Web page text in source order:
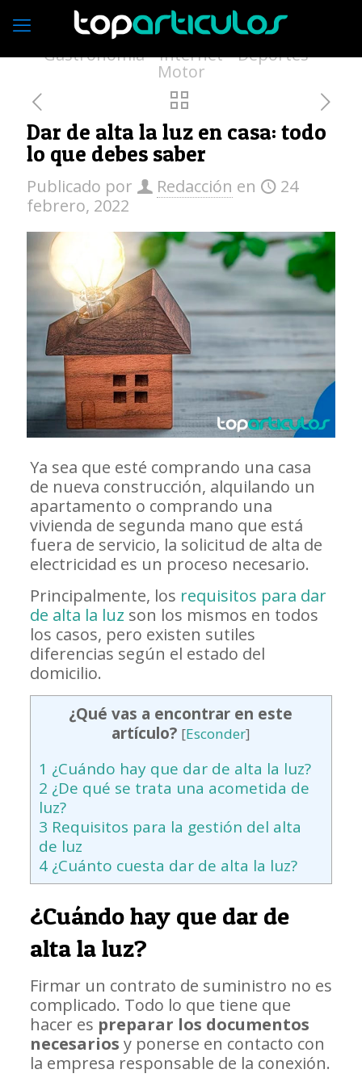
Economía Empresas Vivienda
Moda Turismo Medio ambiente
Gastronomía Internet Deportes
Motor
Dar de alta la luz en casa: todo
lo que debes saber
Publicado por Redacción en
24
febrero, 2022
Ya sea que esté comprando una casa
de nueva construcción, alquilando un
apartamento o comprando una
vivienda de segunda mano que está
fuera de servicio, la solicitud de alta de
electricidad es un proceso necesario.
Principalmente, los requisitos para dar
de alta la luz son los mismos en todos
los casos, pero existen sutiles
diferencias según el estado del
domicilio.
¿Qué vas a encontrar en este
artículo? [Esconder]
1 ¿Cuándo hay que dar de alta la luz?
2 ¿De qué se trata una acometida de
luz?
3 Requisitos para la gestión del alta
de luz
4¿Cuánto cuesta dar de alta la luz?
¿Cuándo hay que dar de
alta la luz?
Firmar un contrato de suministro no es
complicado. Todo lo que tiene que
hacer es preparar los documentos
necesarios y ponerse en contacto con
la empresa responsable de la conexión.